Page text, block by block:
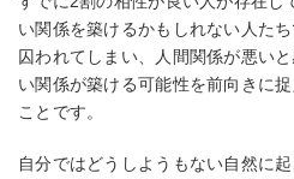
い関係を築けるかもしれない人た
囚われてしまい、人間関係が悪い
い関係が築ける可能性を前向きに
ことです。
自分ではどうしようもない自然に